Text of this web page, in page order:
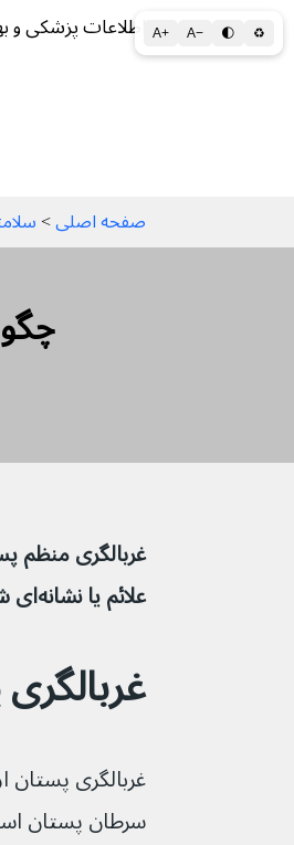
A+ A− 🌓 ♻ اطلاعات پزشکی و
صفحه اصلی >
علائم یا نشانه‌ای شوید، پیدا کند.
غربالگری پستان
سرطان پستان